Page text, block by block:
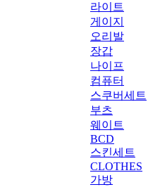
라이트
게이지
오리발
장갑
나이프
컴퓨터
스쿠버세트
부츠
웨이트
BCD
스킨세트
CLOTHES
가방